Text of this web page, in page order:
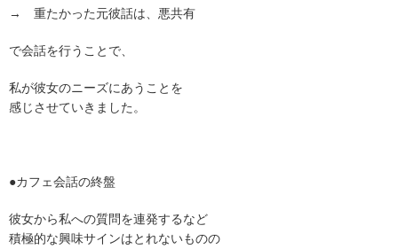
→ 重たかった元彼話は、悪共有
で会話を行うことで、
私が彼女のニーズにあうことを
感じさせていきました。
●カフェ会話の終盤
彼女から私への質問を連発するなど
積極的な興味サインはとれないものの